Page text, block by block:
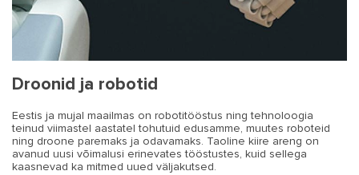
Droonid ja robotid
Eestis ja mujal maailmas on robotitööstus ning tehnoloogia
teinud viimastel aastatel tohutuid edusamme, muutes roboteid
ning droone paremaks ja odavamaks. Taoline kiire areng on
avanud uusi võimalusi erinevates tööstustes, kuid sellega
kaasnevad ka mitmed uued väljakutsed.